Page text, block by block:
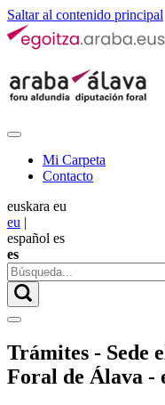
Saltar al contenido principal
Mi Carpeta
Contacto
euskara eu
eu |
español es
es
Trámites - Sede
Foral de Álava -